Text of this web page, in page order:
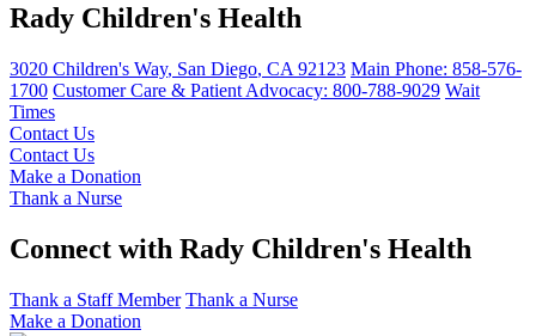
Rady Children's Health
3020 Children's Way, San Diego, CA 92123 Main Phone: 858-576-
1700 Customer Care & Patient Advocacy: 800-788-9029 Wait
Times
Contact Us
Contact Us
Make a Donation
Thank a Nurse
Connect with Rady Children's Health
Thank a Staff Member Thank a Nurse
Make a Donation